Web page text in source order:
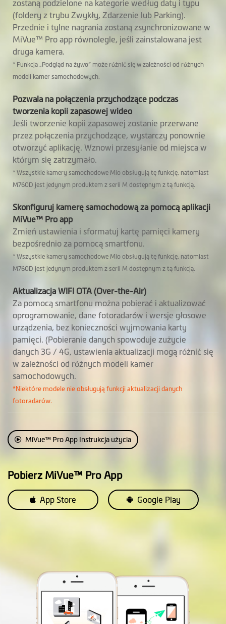
Kopia zapasowa
Video
Pozycjonowanie
GPS
fotoradarami
Niestandardowy
Smartalert dla
fotoradarów
Asystent przejazdu
przez odcinkowy
ostrzeżenia przed
fotoradarami
Alert utrzymania
danej prędkości
/ informacyjnym
Tryb parkingowy
Wbudowany tryb parkingowy 3
w 1:
• Monitorowanie 24h, tryb
pasywny lub tryb poklatkowy,
nagrywanie z detekcją ruchu z
• Podczas korzystania z trybu
zostanie automatycznie
klatkach na sekundę, aby
zmaksymalizować
(Nieobsługiwane w pojazdach
Nagrywanie
Etykieta wideo
dostosowana
Tryb Zdjęcia
(Możliowść robienia zdjęć
podczas nagrywania)
zostaną podzielone na kategorie według daty i typu
(foldery z trybu Zwykły, Zdarzenie lub Parking).
Przednie i tylne nagrania zostaną zsynchronizowane w
MiVue™ Pro app równolegle, jeśli zainstalowana jest
druga kamera.
* Funkcja „Podgląd na żywo” może różnić się w zależności od różnych
modeli kamer samochodowych.
Pozwala na połączenia przychodzące podczas
tworzenia kopii zapasowej wideo
Jeśli tworzenie kopii zapasowej zostanie przerwane
przez połączenia przychodzące, wystarczy ponownie
otworzyć aplikację. Wznowi przesyłanie od miejsca w
którym się zatrzymało.
* Wszystkie kamery samochodowe Mio obsługują tę funkcję, natomiast
M760D jest jedynym produktem z serii M dostępnym z tą funkcją.
Skonfiguruj kamerę samochodową za pomocą aplikacji
MiVue™ Pro app
Zmień ustawienia i sformatuj kartę pamięci kamery
bezpośrednio za pomocą smartfonu.
* Wszystkie kamery samochodowe Mio obsługują tę funkcję, natomiast
M760D jest jedynym produktem z serii M dostępnym z tą funkcją.
Aktualizacja WIFI OTA (Over-the-Air)
Za pomocą smartfonu można pobierać i aktualizować
oprogramowanie, dane fotoradarów i wersje głosowe
urządzenia, bez konieczności wyjmowania karty
pamięci. (Pobieranie danych spowoduje zużycie
danych 3G / 4G, ustawienia aktualizacji mogą różnić się
w zależności od różnych modeli kamer
samochodowych.
*Niektóre modele nie obsługują funkcji aktualizacji danych
fotoradarów.
MiVue™ Pro App Instrukcja użycia
Pobierz MiVue™ Pro App
App Store Google Play